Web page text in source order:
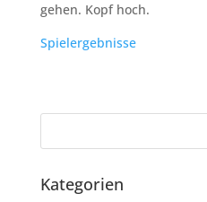
gehen. Kopf hoch.
Spielergebnisse
Kategorien